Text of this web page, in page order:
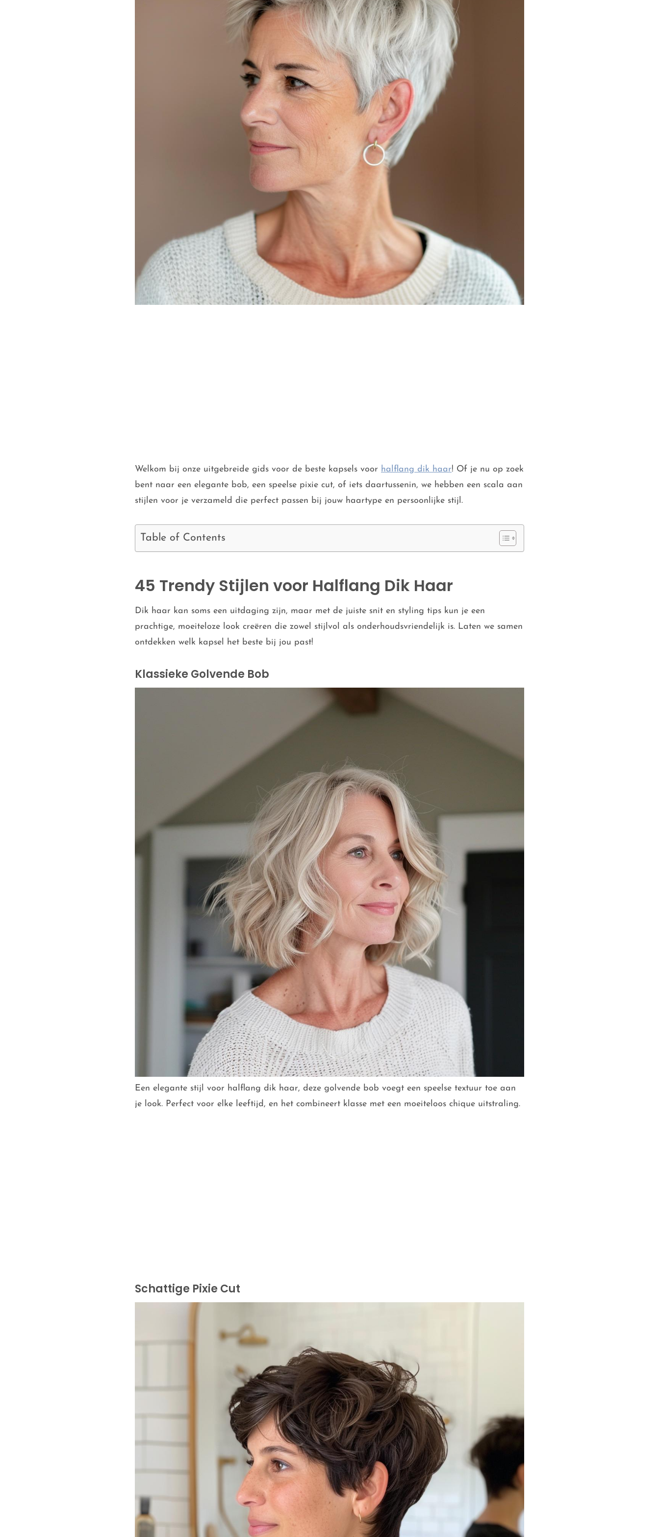
Welkom bij onze uitgebreide gids voor de beste kapsels voor halflang dik haar! Of je nu op zoek
bent naar een elegante bob, een speelse pixie cut, of iets daartussenin, we hebben een scala aan
stijlen voor je verzameld die perfect passen bij jouw haartype en persoonlijke stijl.
Table of Contents
45 Trendy Stijlen voor Halflang Dik Haar
Dik haar kan soms een uitdaging zijn, maar met de juiste snit en styling tips kun je een
prachtige, moeiteloze look creëren die zowel stijlvol als onderhoudsvriendelijk is. Laten we samen
ontdekken welk kapsel het beste bij jou past!
Klassieke Golvende Bob
Een elegante stijl voor halflang dik haar, deze golvende bob voegt een speelse textuur toe aan
je look. Perfect voor elke leeftijd, en het combineert klasse met een moeiteloos chique uitstraling.
Schattige Pixie Cut